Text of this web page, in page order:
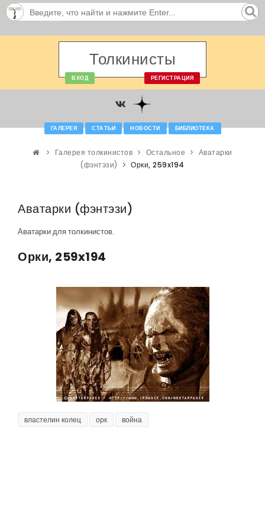
Толкинисты
ВХОД РЕГИСТРАЦИЯ
ГАЛЕРЕЯ СТАТЬИ НОВОСТИ БИБЛИОТЕКА
Галерея толкинистов Остальное
Аватарки
(фэнтэзи)
Орки, 259x194
Аватарки (фэнтэзи)
Аватарки для толкинистов.
Орки, 259x194
властелин колец орк война